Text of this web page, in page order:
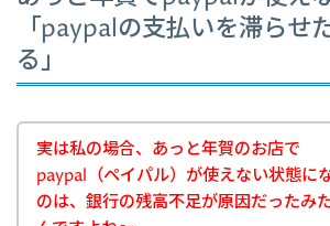
「paypalの支払いを滞らせ
る」
実は私の場合、あっと年賀のお店で
paypal（ペイパル）が使えない状態に
のは、銀行の残高不足が原因だったみ